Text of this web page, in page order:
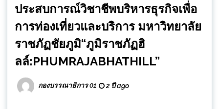
ประสบการณ์วิชาชีพบริหารธุรกิจเพื่อ
การท่องเที่ยวและบริการ มหาวิทยาลัย
ราชภัฏชัยภูมิ“ภูมิราชภัฏฮิ
ลล์:PHUMRAJABHATHILL”
กองบรรณาธิการ 01 2 ปี ago